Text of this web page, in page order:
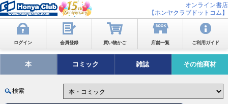
オンライン書店
【ホンヤクラブドットコム】
ログイン 会員登録 買い物かご 店舗一覧 ご利用ガイド
本 コミック 雑誌 その他商材
検索